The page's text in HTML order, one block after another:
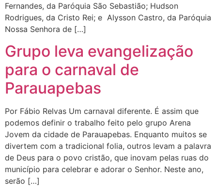
Fernandes, da Paróquia São Sebastião; Hudson
Rodrigues, da Cristo Rei; e Alysson Castro, da Paróquia
Nossa Senhora de […]
Grupo leva evangelização
para o carnaval de
Parauapebas
Por Fábio Relvas Um carnaval diferente. É assim que
podemos definir o trabalho feito pelo grupo Arena
Jovem da cidade de Parauapebas. Enquanto muitos se
divertem com a tradicional folia, outros levam a palavra
de Deus para o povo cristão, que inovam pelas ruas do
município para celebrar e adorar o Senhor. Neste ano,
serão […]